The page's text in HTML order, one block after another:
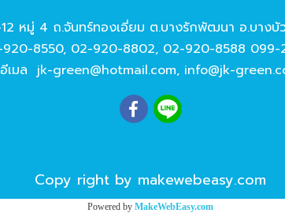
หมู่ 4 ถ.จันทร์ทองเอี่ยม ต.บางรักพัฒนา อ.บางบัว
8550, 02-920-8802, 02-920-8588 099-
อีเมล jk-green@hotmail.com, info@jk-
Copy right by makewebeasy.com
Powered by MakeWebEasy.com